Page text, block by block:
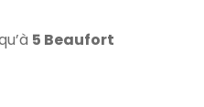
5 Beaufort